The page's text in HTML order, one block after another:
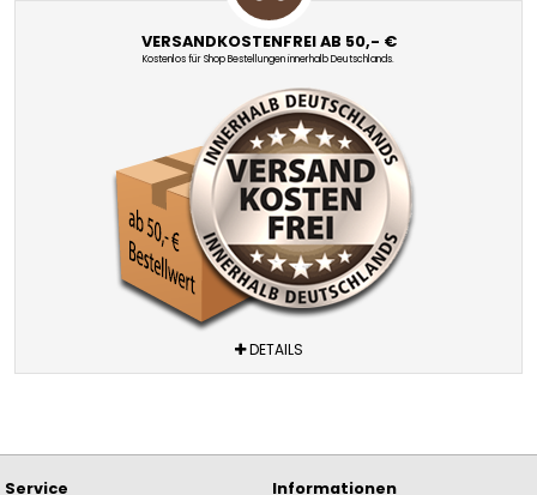
VERSANDKOSTENFREI AB 50,- €
Kostenlos für Shop Bestellungen innerhalb Deutschlands.
DETAILS
Service Informationen